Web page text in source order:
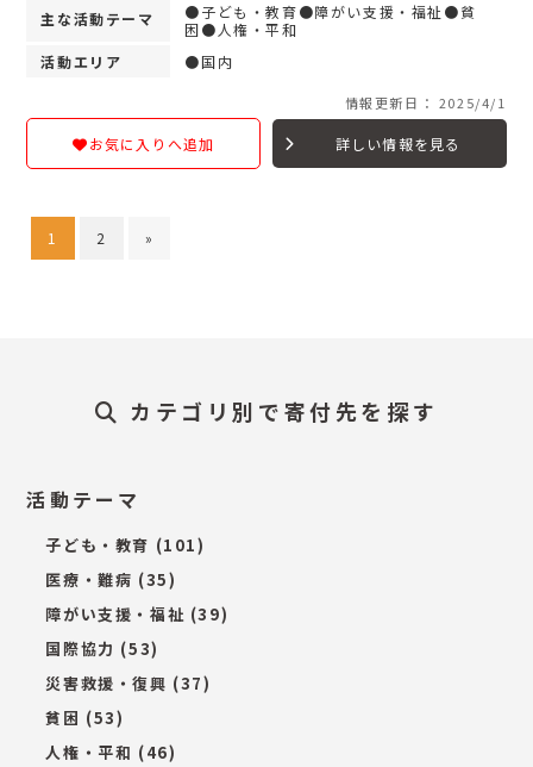
主な活動テーマ
●子ども・教育●障がい支援・福祉●貧
困●人権・平和
活動エリア
●国内
情報更新日： 2025/4/1
お気に入りへ追加 詳しい情報を見る
1 2 »
カテゴリ別で寄付先を探す
活動テーマ
子ども・教育 (101)
医療・難病 (35)
障がい支援・福祉 (39)
国際協力 (53)
災害救援・復興 (37)
貧困 (53)
人権・平和 (46)